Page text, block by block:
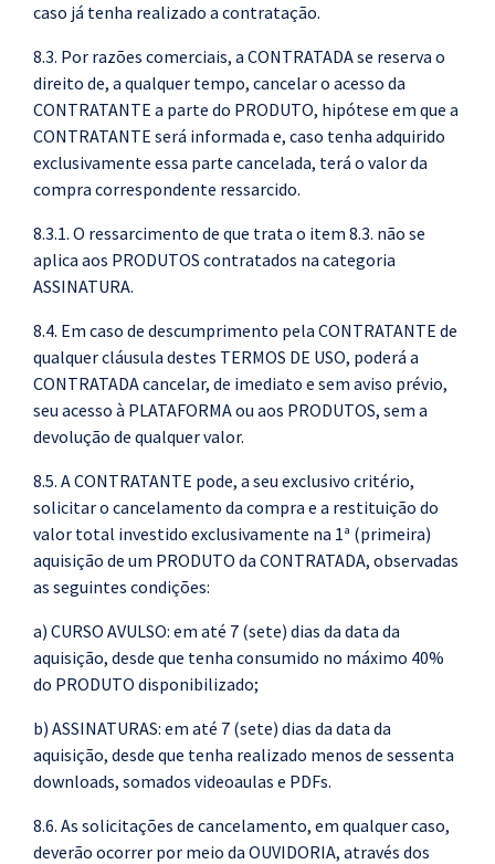
caso já tenha realizado a contratação.
8.3. Por razões comerciais, a CONTRATADA se reserva o
direito de, a qualquer tempo, cancelar o acesso da
CONTRATANTE a parte do PRODUTO, hipótese em que a
CONTRATANTE será informada e, caso tenha adquirido
exclusivamente essa parte cancelada, terá o valor da
compra correspondente ressarcido.
8.3.1. O ressarcimento de que trata o item 8.3. não se
aplica aos PRODUTOS contratados na categoria
ASSINATURA.
8.4. Em caso de descumprimento pela CONTRATANTE de
qualquer cláusula destes TERMOS DE USO, poderá a
CONTRATADA cancelar, de imediato e sem aviso prévio,
seu acesso à PLATAFORMA ou aos PRODUTOS, sem a
devolução de qualquer valor.
8.5. A CONTRATANTE pode, a seu exclusivo critério,
solicitar o cancelamento da compra e a restituição do
valor total investido exclusivamente na 1ª (primeira)
aquisição de um PRODUTO da CONTRATADA, observadas
as seguintes condições:
a) CURSO AVULSO: em até 7 (sete) dias da data da
aquisição, desde que tenha consumido no máximo 40%
do PRODUTO disponibilizado;
b) ASSINATURAS: em até 7 (sete) dias da data da
aquisição, desde que tenha realizado menos de sessenta
downloads, somados videoaulas e PDFs.
8.6. As solicitações de cancelamento, em qualquer caso,
deverão ocorrer por meio da OUVIDORIA, através dos